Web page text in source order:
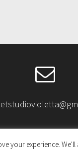
your experience.